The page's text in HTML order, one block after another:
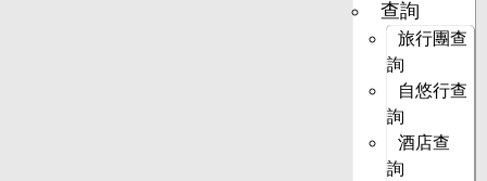
查詢
旅行團查
詢
自悠行查
詢
酒店查
詢